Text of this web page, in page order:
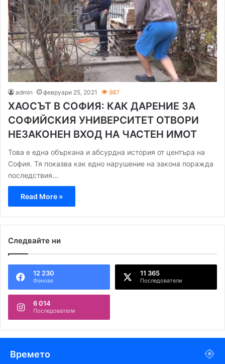
admin февруари 25, 2021 987
ХАОСЪТ В СОФИЯ: КАК ДАРЕНИЕ ЗА
СОФИЙСКИЯ УНИВЕРСИТЕТ ОТВОРИ
НЕЗАКОНЕН ВХОД НА ЧАСТЕН ИМОТ
Това е една объркана и абсурдна история от центъра на
София. Тя показва как едно нарушение на закона поражда
последствия…
Read More »
Следвайте ни
12 230
Фенове
11 365
Последователи
6 014
Последователи
Времето